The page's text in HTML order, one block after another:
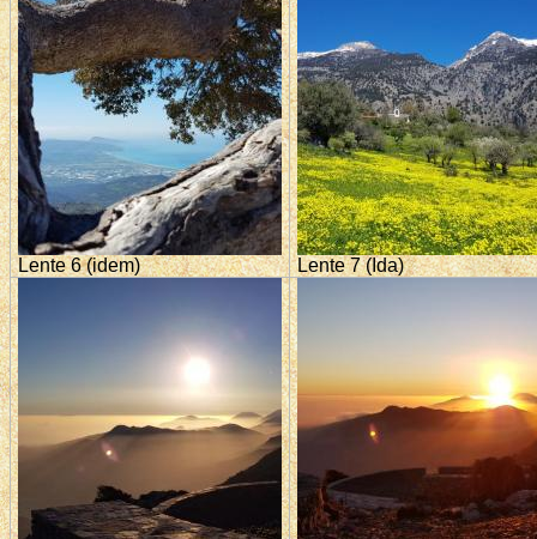
Lente 6 (idem) Lente 7 (Ida)